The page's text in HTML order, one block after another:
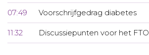
07:49 Voorschrijfgedrag diabetes
11:32 Discussiepunten voor het FTO